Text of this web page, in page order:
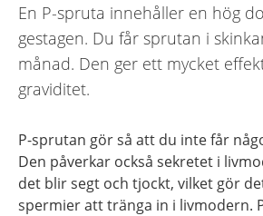
En P-spruta innehåller en hög
gestagen. Du får sprutan i
månad. Den ger ett mycket
graviditet.
P-sprutan gör så att du inte får
Den påverkar också sekretet i
det blir segt och tjockt, vilket gör
spermier att tränga in i livmodern.